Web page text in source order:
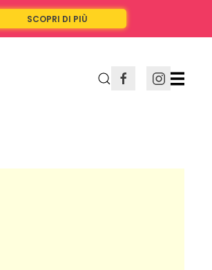
SCOPRI DI PIÙ